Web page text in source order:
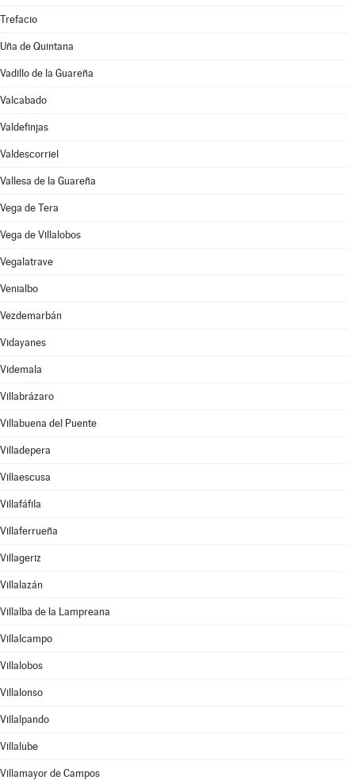
Trefacio
Uña de Quintana
Vadillo de la Guareña
Valcabado
Valdefinjas
Valdescorriel
Vallesa de la Guareña
Vega de Tera
Vega de Villalobos
Vegalatrave
Venialbo
Vezdemarbán
Vidayanes
Videmala
Villabrázaro
Villabuena del Puente
Villadepera
Villaescusa
Villafáfila
Villaferrueña
Villageriz
Villalazán
Villalba de la Lampreana
Villalcampo
Villalobos
Villalonso
Villalpando
Villalube
Villamayor de Campos